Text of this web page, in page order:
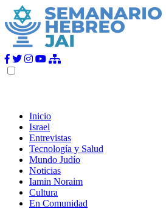
Inicio
Israel
Entrevistas
Tecnología y Salud
Mundo Judío
Noticias
Iamin Noraim
Cultura
En Comunidad